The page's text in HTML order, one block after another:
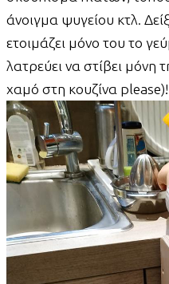
άνοιγμα ψυγείου κτλ.
ετοιμάζει μόνο του το
λατρεύει να στίβει μόνη
χαμό στη κουζίνα please)!